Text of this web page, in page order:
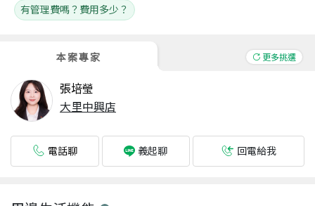
本案專家 更多挑選
張培瑩
大里中興店
電話聊 義起聊 回電給我
有管理費嗎？費用多少？